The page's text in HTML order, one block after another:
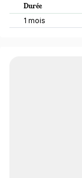
Durée
1 mois